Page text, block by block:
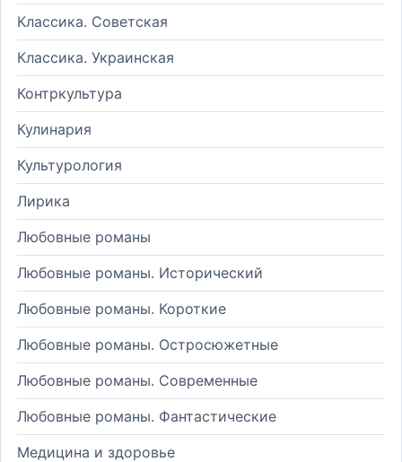
Классика. Советская
Классика. Украинская
Контркультура
Кулинария
Культурология
Лирика
Любовные романы
Любовные романы. Исторический
Любовные романы. Короткие
Любовные романы. Остросюжетные
Любовные романы. Современные
Любовные романы. Фантастические
Медицина и здоровье